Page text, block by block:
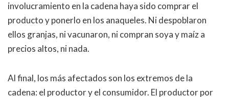
involucramiento en la cadena haya sido comprar el
producto y ponerlo en los anaqueles. Ni despoblaron
ellos granjas, ni vacunaron, ni compran soya y maíz a
precios altos, ni nada.
Al final, los más afectados son los extremos de la
cadena: el productor y el consumidor. El productor por